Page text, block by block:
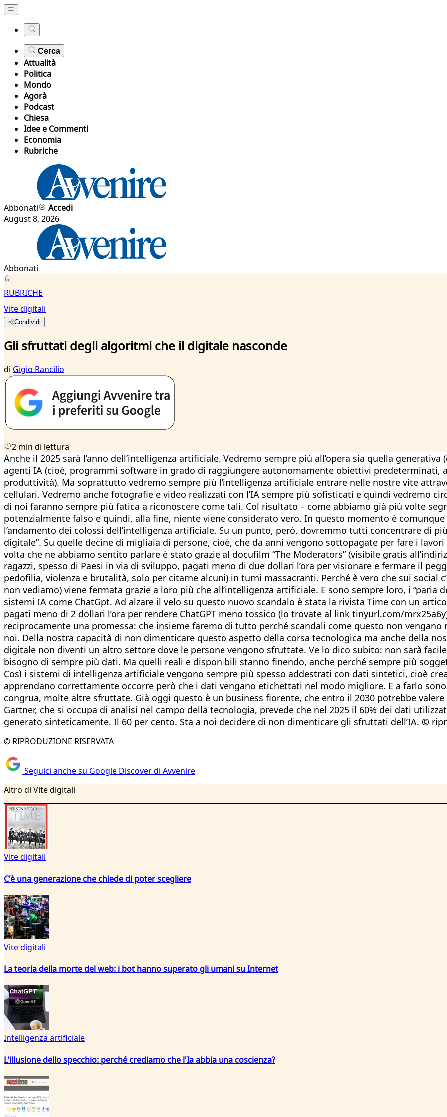
Cerca
Attualità
Politica
Mondo
Agorà
Podcast
Chiesa
Idee e Commenti
Economia
Rubriche
Abbonati
Accedi
August 8, 2026
Abbonati
RUBRICHE
Vite digitali
Condividi
Gli sfruttati degli algoritmi che il digitale nasconde
di Gigio Rancilio
2 min di lettura
Anche il 2025 sarà l’anno dell’intelligenza artificiale. Vedremo sempre più all’opera sia quella generativa
agenti IA (cioè, programmi software in grado di raggiungere autonomamente obiettivi predeterminati,
produttività). Ma soprattutto vedremo sempre più l’intelligenza artificiale entrare nelle nostre vite
cellulari. Vedremo anche fotografie e video realizzati con l’IA sempre più sofisticati e quindi vedremo
di noi faranno sempre più fatica a riconoscere come tali. Col risultato – come abbiamo già più volte
potenzialmente falso e quindi, alla fine, niente viene considerato vero. In questo momento è
l’andamento dei colossi dell’intelligenza artificiale. Su un punto, però, dovremmo tutti concentrare di
digitale”. Su quelle decine di migliaia di persone, cioè, che da anni vengono sottopagate per fare i
volta che ne abbiamo sentito parlare è stato grazie al docufilm “The Moderators” (visibile gratis
ragazzi, spesso di Paesi in via di sviluppo, pagati meno di due dollari l’ora per visionare e fermare il
pedofilia, violenza e brutalità, solo per citarne alcuni) in turni massacranti. Perché è vero che sui social
non vediamo) viene fermata grazie a loro più che all’intelligenza artificiale. E sono sempre loro, i
sistemi IA come ChatGpt. Ad alzare il velo su questo nuovo scandalo è stata la rivista Time con un
pagati meno di 2 dollari l’ora per rendere ChatGPT meno tossico (lo trovate al link tinyurl.com/
reciprocamente una promessa: che insieme faremo di tutto perché scandali come questo non
noi. Della nostra capacità di non dimenticare questo aspetto della corsa tecnologica ma anche della
digitale non diventi un altro settore dove le persone vengono sfruttate. Ve lo dico subito: non sarà
bisogno di sempre più dati. Ma quelli reali e disponibili stanno finendo, anche perché sempre più
Così i sistemi di intelligenza artificiale vengono sempre più spesso addestrati con dati sintetici, cioè
apprendano correttamente occorre però che i dati vengano etichettati nel modo migliore. E a farlo
congrua, molte altre sfruttate. Già oggi questo è un business fiorente, che entro il 2030 potrebbe
Gartner, che si occupa di analisi nel campo della tecnologia, prevede che nel 2025 il 60% dei dati
generato sinteticamente. Il 60 per cento. Sta a noi decidere di non dimenticare gli sfruttati dell’IA. ©
© RIPRODUZIONE RISERVATA
Seguici anche su Google Discover di Avvenire
Altro di Vite digitali
Vite digitali
C'è una generazione che chiede di poter scegliere
Vite digitali
La teoria della morte del web: i bot hanno superato gli umani su Internet
Intelligenza artificiale
L'illusione dello specchio: perché crediamo che l'Ia abbia una coscienza?